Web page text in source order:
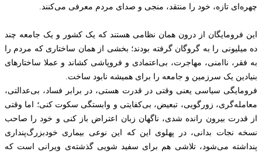
چهره‌ای تازه، خود را منتقد، منجی و صدای مردم معرفی می‌کنند.
این فرومایگان از درون همان نظامی هستند که یک کشور و یک جامعه چند
ده میلیونی را به گروگان گرفته بودند؛ بخشی از همان ساختاری که مردم را
به فقر، ناامنی، مهاجرت، بی‌اعتمادی و فروپاشی کشاند و عملا ساختارهای
بنیادین یک سرزمین و جامعه را برای همیشه نابود ساخت.
فرومایگی سیاسی یعنی وقتی در قدرت هستی، در برابر فساد، بی‌عدالتی،
معامله‌گری، زورگویی، تبعیض، بی‌کفایتی و وابستگی سکوت کنی؛ اما وقتی
از قدرت بیرون رانده شدی، ناگهان زبان اعتراض باز کنی و خود را صاحب
نسخه نجات بدانی، در پهلوی این که این نوعی بیماری خودبزرگ‌پنداری
پنداشته می‌شود، تلاشی هم برای سفید شویی گذشته‌ی ویرانی است که